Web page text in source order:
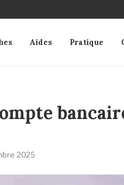
Aides Pratique
2025